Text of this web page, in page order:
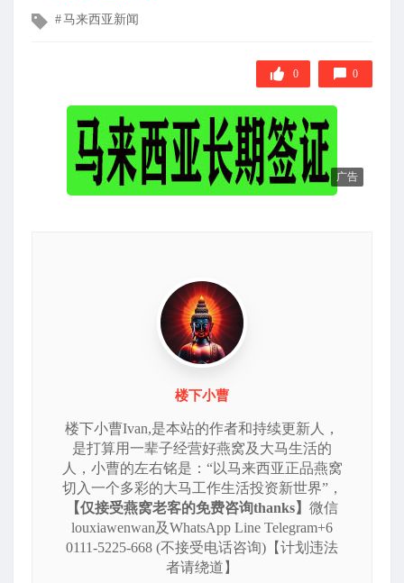
在
文马来西亚新闻
0 0
广告
楼下小曹
楼下小曹Ivan,是本站的作者和持续更新人，
是打算用一辈子经营好燕窝及大马生活的
人，小曹的左右铭是：“以马来西亚正品燕窝
切入一个多彩的大马工作生活投资新世界”，
【仅接受燕窝老客的免费咨询thanks】 微信
louxiawenwan及WhatsApp Line Telegram+6
0111-5225-668 (不接受电话咨询)【计划违法
者请绕道】